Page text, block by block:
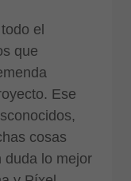
el
que
Ese
cosas
duda lo mejor